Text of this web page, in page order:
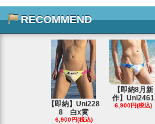
RECOMMEND
【即納】Uni228
8 白x黄
6,900円(税込)
【即納8月新
作】Uni2461
6,900円(税込)